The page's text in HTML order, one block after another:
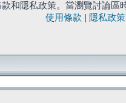
和隱私政策。當瀏覽討論區
使用條款
隱私政策